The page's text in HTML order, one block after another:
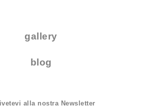
gallery
blog
alla nostra Newsletter